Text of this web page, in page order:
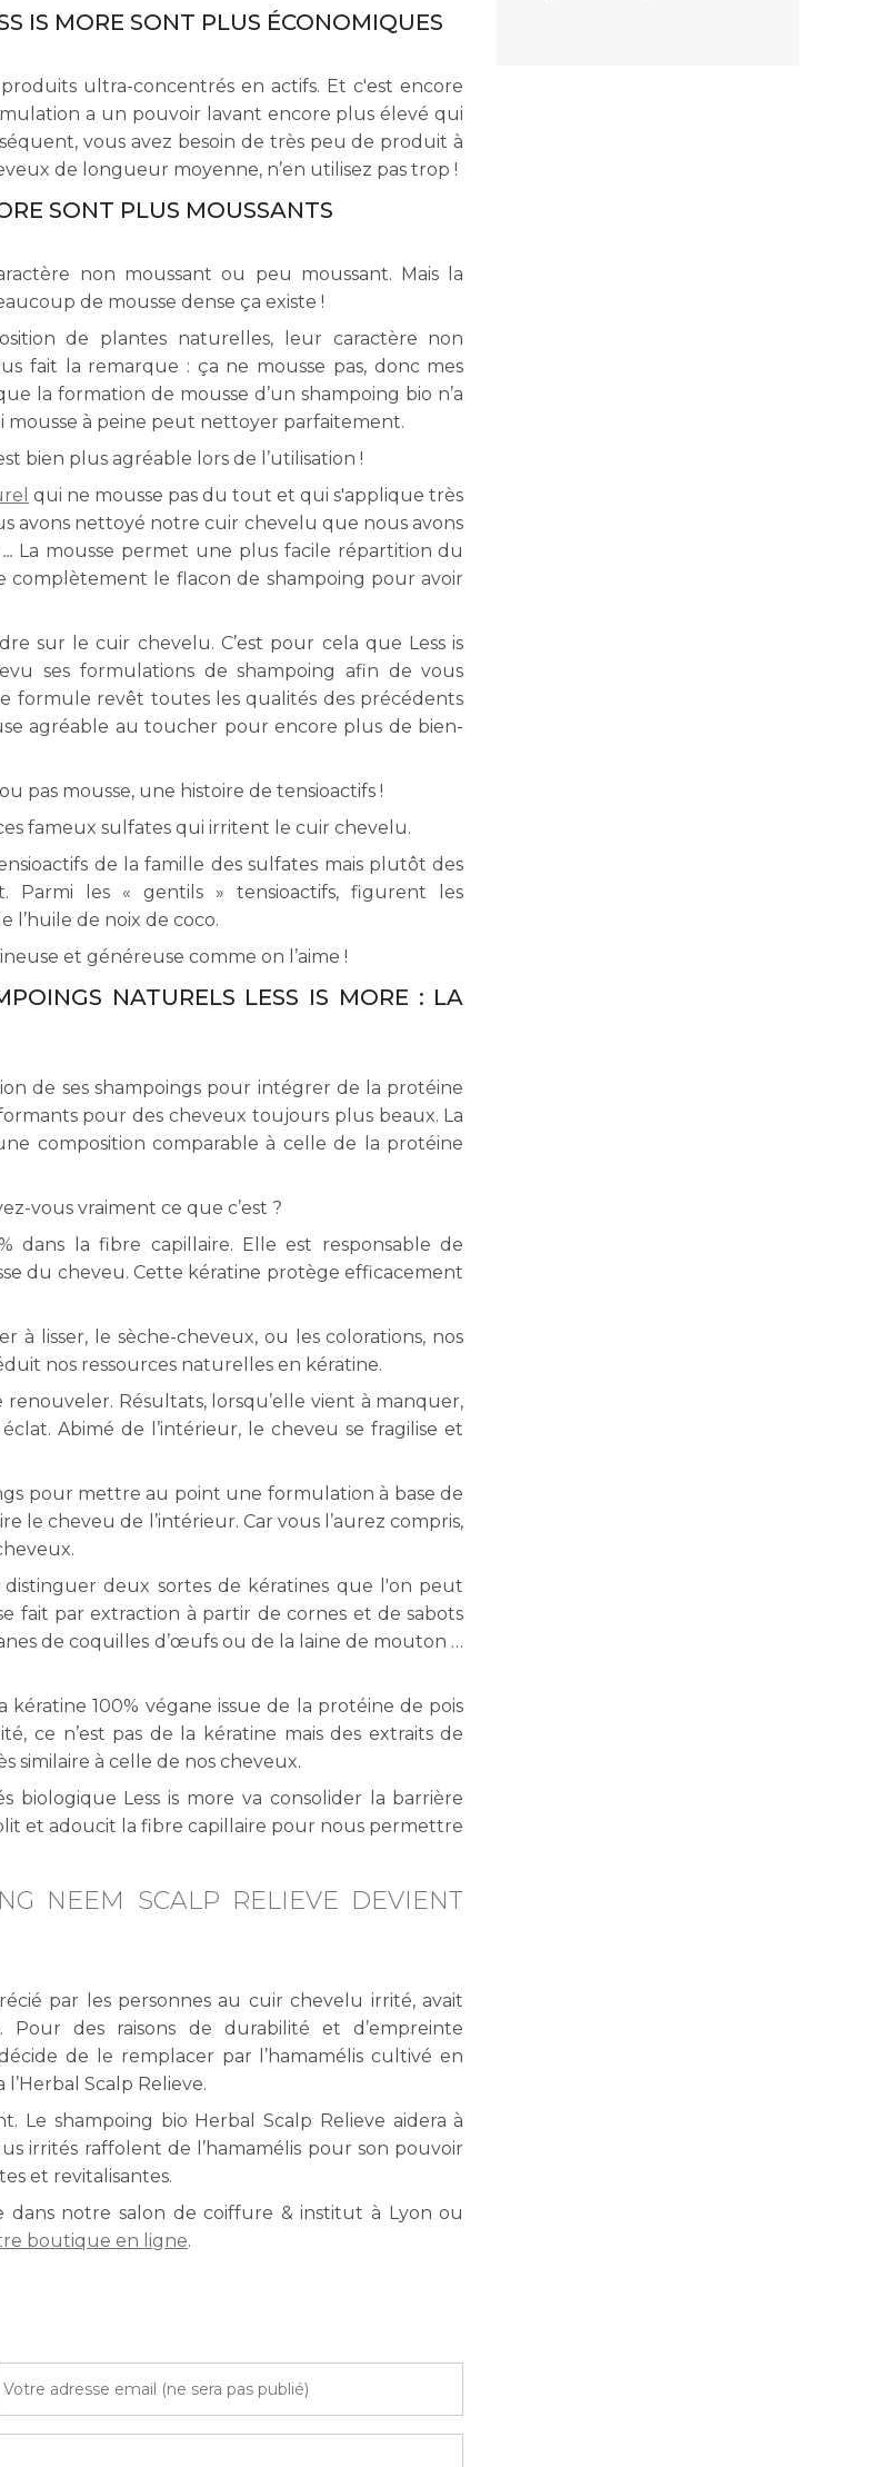
IS MORE SONT PLUS ÉCONOMIQUES
ultra-concentrés en actifs. Et c'est encore
a un pouvoir lavant encore plus élevé qui
vous avez besoin de très peu de produit à
de longueur moyenne, n’en utilisez pas trop !
SONT PLUS MOUSSANTS
non moussant ou peu moussant. Mais la
de mousse dense ça existe !
de plantes naturelles, leur caractère non
fait la remarque : ça ne mousse pas, donc mes
la formation de mousse d’un shampoing bio n’a
mousse à peine peut nettoyer parfaitement.
bien plus agréable lors de l’utilisation !
qui ne mousse pas du tout et qui s'applique très
avons nettoyé notre cuir chevelu que nous avons
... La mousse permet une plus facile répartition du
le flacon de shampoing pour avoir
sur le cuir chevelu. C’est pour cela que Less is
ses formulations de shampoing afin de vous
formule revêt toutes les qualités des précédents
agréable au toucher pour encore plus de bien-
pas mousse, une histoire de tensioactifs !
fameux sulfates qui irritent le cuir chevelu.
de la famille des sulfates mais plutôt des
Parmi les « gentils » tensioactifs, figurent les
l’huile de noix de coco.
et généreuse comme on l’aime !
NATURELS LESS IS MORE : LA
de ses shampoings pour intégrer de la protéine
pour des cheveux toujours plus beaux. La
composition comparable à celle de la protéine
vous vraiment ce que c’est ?
dans la fibre capillaire. Elle est responsable de
du cheveu. Cette kératine protège efficacement
lisser, le sèche-cheveux, ou les colorations, nos
nos ressources naturelles en kératine.
renouveler. Résultats, lorsqu’elle vient à manquer,
Abimé de l’intérieur, le cheveu se fragilise et
pour mettre au point une formulation à base de
cheveu de l’intérieur. Car vous l’aurez compris,
deux sortes de kératines que l'on peut
fait par extraction à partir de cornes et de sabots
de coquilles d’œufs ou de la laine de mouton
kératine 100% végane issue de la protéine de pois
ce n’est pas de la kératine mais des extraits de
similaire à celle de nos cheveux.
biologique Less is more va consolider la barrière
et adoucit la fibre capillaire pour nous permettre
NEEM SCALP RELIEVE DEVIENT
par les personnes au cuir chevelu irrité, avait
des raisons de durabilité et d’empreinte
de le remplacer par l’hamamélis cultivé en
Scalp Relieve.
Le shampoing bio Herbal Scalp Relieve aidera à
irrités raffolent de l’hamamélis pour son pouvoir
et revitalisantes.
dans notre salon de coiffure & institut à Lyon ou
boutique en ligne.